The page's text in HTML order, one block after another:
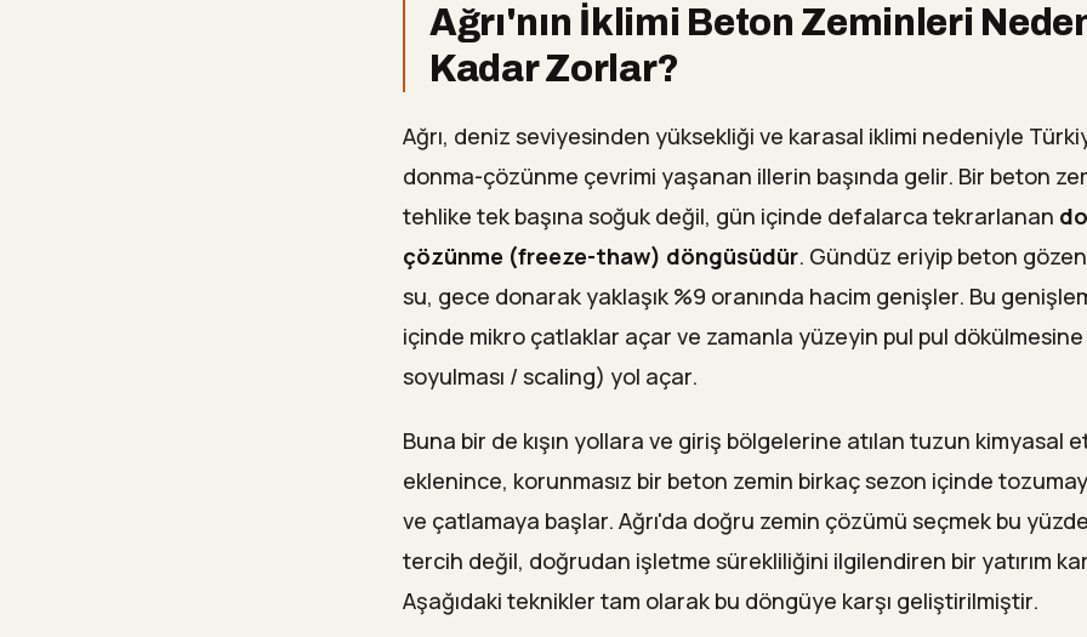
Ağrı'nın İklimi Beton Zeminleri
Kadar Zorlar?
Ağrı, deniz seviyesinden yüksekliği ve karasal iklimi nedeniyle
donma-çözünme çevrimi yaşanan illerin başında gelir. Bir beton
tehlike tek başına soğuk değil, gün içinde defalarca tekrarlanan
çözünme (freeze-thaw) döngüsüdür. Gündüz eriyip beton
su, gece donarak yaklaşık %9 oranında hacim genişler. Bu
içinde mikro çatlaklar açar ve zamanla yüzeyin pul pul
soyulması / scaling) yol açar.
Buna bir de kışın yollara ve giriş bölgelerine atılan tuzun kimyasal
eklenince, korunmasız bir beton zemin birkaç sezon içinde
ve çatlamaya başlar. Ağrı'da doğru zemin çözümü seçmek bu
tercih değil, doğrudan işletme sürekliliğini ilgilendiren bir yatırım
Aşağıdaki teknikler tam olarak bu döngüye karşı geliştirilmiştir.